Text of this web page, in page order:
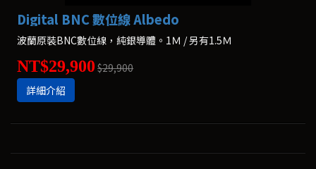
Digital BNC 數位線 Albedo
波蘭原裝BNC數位線，純銀導體。1Ｍ / 另有1.5Ｍ
NT$29,900 $29,900
詳細介紹